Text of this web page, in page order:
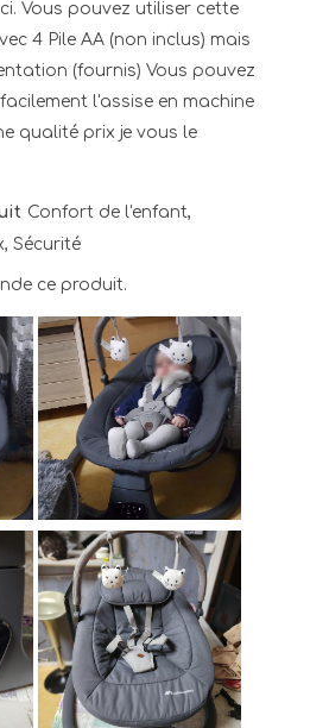
Vous pouvez utiliser cette
4 Pile AA (non inclus) mais
(fournis) Vous pouvez
l'assise en machine
qualité prix je vous le
Confort de l'enfant,
Sécurité
ce produit.